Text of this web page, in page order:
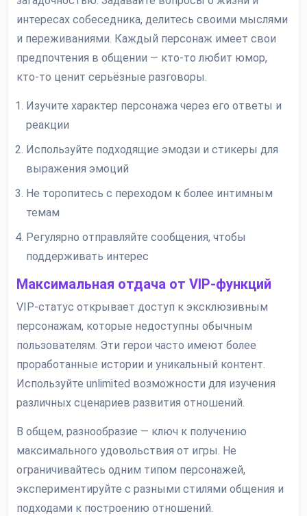
интересах собеседника, делитесь своими мыслями
и переживаниями. Каждый персонаж имеет свои
предпочтения в общении — кто-то любит юмор,
кто-то ценит серьёзные разговоры.
Изучите характер персонажа через его ответы и
реакции
Используйте подходящие эмодзи и стикеры для
выражения эмоций
Не торопитесь с переходом к более интимным
темам
Регулярно отправляйте сообщения, чтобы
поддерживать интерес
Максимальная отдача от VIP-функций
VIP-статус открывает доступ к эксклюзивным
персонажам, которые недоступны обычным
пользователям. Эти герои часто имеют более
проработанные истории и уникальный контент.
Используйте unlimited возможности для изучения
различных сценариев развития отношений.
В общем, разнообразие — ключ к получению
максимального удовольствия от игры. Не
ограничивайтесь одним типом персонажей,
экспериментируйте с разными стилями общения и
подходами к построению отношений.